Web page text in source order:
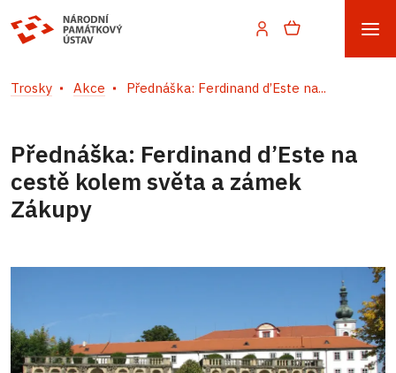
Trosky Akce Přednáška: Ferdinand d’Este na...
Přednáška: Ferdinand d’Este na
cestě kolem světa a zámek
Zákupy